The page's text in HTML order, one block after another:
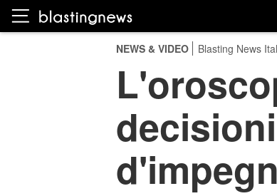
NEWS & VIDEO Blasting News